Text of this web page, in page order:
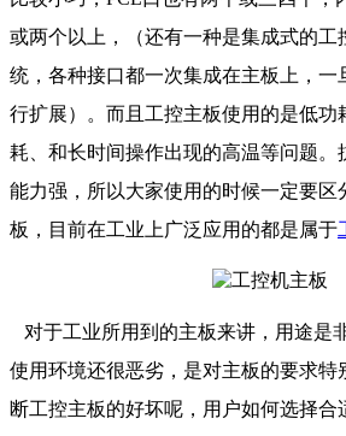
或两个以上，（还有一种是集成式的工
统，各种接口都一次集成在主板上，一
行扩展）。而且工控主板使用的是低功
耗、和长时间操作出现的高温等问题。
能力强，所以大家使用的时候一定要区
板，目前在工业上广泛应用的都是属于
对于工业所用到的主板来讲，用途是
使用环境还很恶劣，是对主板的要求特
断工控主板的好坏呢，用户如何选择